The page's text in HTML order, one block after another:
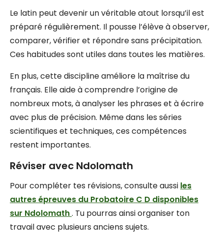
Le latin peut devenir un véritable atout lorsqu’il est
préparé régulièrement. Il pousse l’élève à observer,
comparer, vérifier et répondre sans précipitation.
Ces habitudes sont utiles dans toutes les matières.
En plus, cette discipline améliore la maîtrise du
français. Elle aide à comprendre l’origine de
nombreux mots, à analyser les phrases et à écrire
avec plus de précision. Même dans les séries
scientifiques et techniques, ces compétences
restent importantes.
Réviser avec Ndolomath
Pour compléter tes révisions, consulte aussi les
autres épreuves du Probatoire C D disponibles
sur Ndolomath. Tu pourras ainsi organiser ton
travail avec plusieurs anciens sujets.